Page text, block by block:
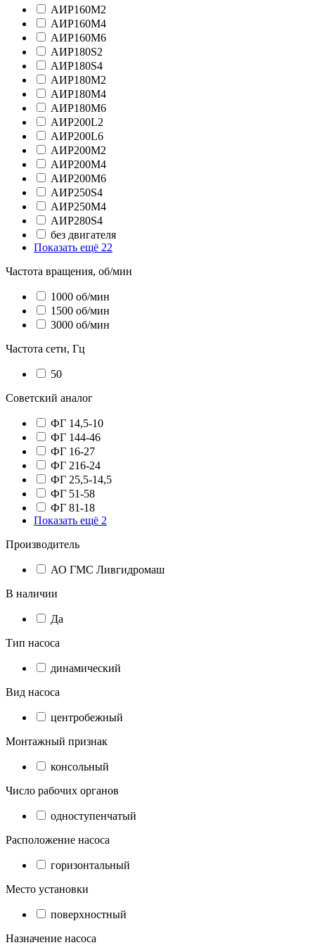
АИР160М2
АИР160М4
АИР160М6
АИР180S2
АИР180S4
АИР180М2
АИР180М4
АИР180М6
АИР200L2
АИР200L6
АИР200М2
АИР200М4
АИР200М6
АИР250S4
АИР250М4
АИР280S4
без двигателя
Показать ещё 22
Частота вращения, об/мин
1000 об/мин
1500 об/мин
3000 об/мин
Частота сети, Гц
50
Советский аналог
ФГ 14,5-10
ФГ 144-46
ФГ 16-27
ФГ 216-24
ФГ 25,5-14,5
ФГ 51-58
ФГ 81-18
Показать ещё 2
Производитель
АО ГМС Ливгидромаш
В наличии
Да
Тип насоса
динамический
Вид насоса
центробежный
Монтажный признак
консольный
Число рабочих органов
одноступенчатый
Расположение насоса
горизонтальный
Место установки
поверхностный
Назначение насоса